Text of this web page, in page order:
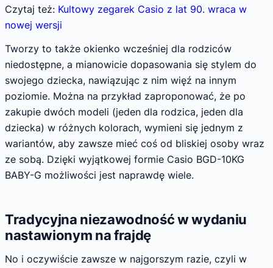
Czytaj też: Kultowy zegarek Casio z lat 90. wraca w
nowej wersji
Tworzy to także okienko wcześniej dla rodziców
niedostępne, a mianowicie dopasowania się stylem do
swojego dziecka, nawiązując z nim więź na innym
poziomie. Można na przykład zaproponować, że po
zakupie dwóch modeli (jeden dla rodzica, jeden dla
dziecka) w różnych kolorach, wymieni się jednym z
wariantów, aby zawsze mieć coś od bliskiej osoby wraz
ze sobą. Dzięki wyjątkowej formie Casio BGD-10KG
BABY-G możliwości jest naprawdę wiele.
Tradycyjna niezawodność w wydaniu
nastawionym na frajdę
No i oczywiście zawsze w najgorszym razie, czyli w